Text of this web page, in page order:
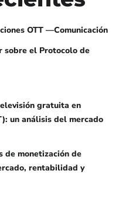
OTT —Comunicación
sobre el Protocolo de
gratuita en
un análisis del mercado
monetización de
rentabilidad y